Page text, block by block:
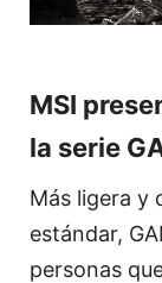
MSI
la serie
Más ligera y
estándar,
personas